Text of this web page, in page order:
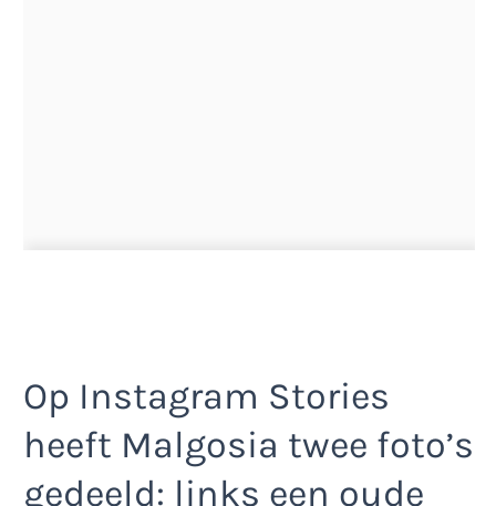
Op Instagram Stories
heeft Malgosia twee foto’s
gedeeld: links een oude